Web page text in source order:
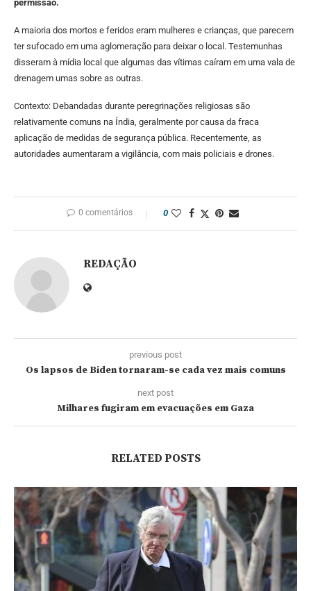
permissão.
A maioria dos mortos e feridos eram mulheres e crianças, que parecem
ter sufocado em uma aglomeração para deixar o local. Testemunhas
disseram à mídia local que algumas das vítimas caíram em uma vala de
drenagem umas sobre as outras.
Contexto: Debandadas durante peregrinações religiosas são
relativamente comuns na Índia, geralmente por causa da fraca
aplicação de medidas de segurança pública. Recentemente, as
autoridades aumentaram a vigilância, com mais policiais e drones.
0 comentários 0
REDAÇÃO
previous post
Os lapsos de Biden tornaram-se cada vez mais comuns
next post
Milhares fugiram em evacuações em Gaza
RELATED POSTS